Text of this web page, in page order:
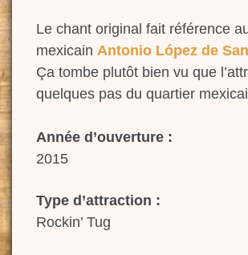
Le chant original fait référence
mexicain Antonio López de
Ça tombe plutôt bien vu que
quelques pas du quartier
Année d’ouverture :
2015
Type d’attraction :
Rockin’ Tug